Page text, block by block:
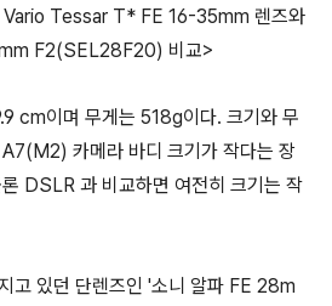
Tessar T* FE 16-35mm 렌즈와
F2(SEL28F20) 비교>
cm이며 무게는 518g이다. 크기와 무
카메라 바디 크기가 작다는 장
DSLR 과 비교하면 여전히 크기는 작
고 있던 단렌즈인 '소니 알파 FE 28m